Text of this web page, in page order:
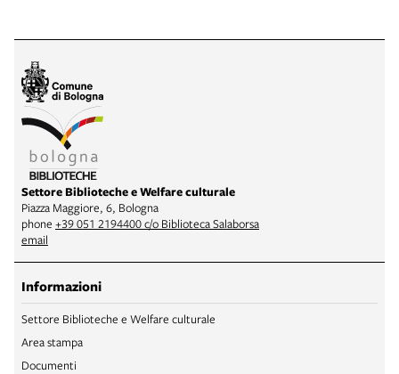
Settore Biblioteche e Welfare culturale
Piazza Maggiore, 6, Bologna
phone +39 051 2194400 c/o Biblioteca Salaborsa
email
Informazioni
Settore Biblioteche e Welfare culturale
Area stampa
Documenti